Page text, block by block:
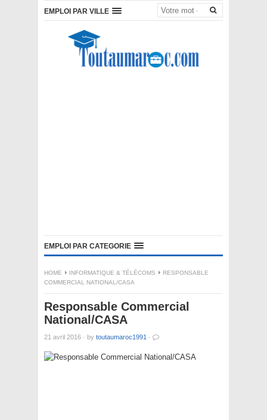
EMPLOI PAR VILLE
EMPLOI PAR CATEGORIE
HOME INFORMATIQUE & TÉLÉCOMS
RESPONSABLE
COMMERCIAL NATIONAL/CASA
Responsable Commercial
National/CASA
21 avril 2016 · by toutaumaroc1991 ·